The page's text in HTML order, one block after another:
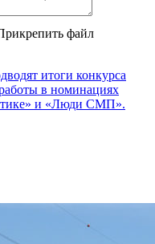
файл
итоги конкурса
в номинациях
и «Люди СМП».